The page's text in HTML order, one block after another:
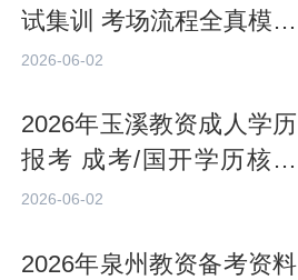
试集训 考场流程全真模拟
演练
2026-06-02
2026年玉溪教资成人学历
报考 成考/国开学历核验
相关要求
2026-06-02
2026年泉州教资备考资料